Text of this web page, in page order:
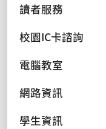
讀者服務
校園IC卡諮詢
電腦教室
網路資訊
學生資訊